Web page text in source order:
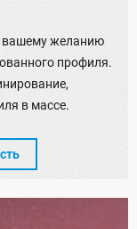
вашему желанию
профиля.
в массе.